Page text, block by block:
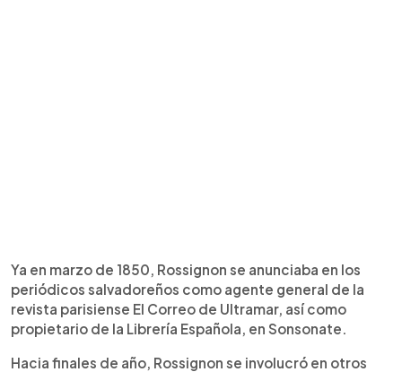
Ya en marzo de 1850, Rossignon se anunciaba en los
periódicos salvadoreños como agente general de la
revista parisiense El Correo de Ultramar, así como
propietario de la Librería Española, en Sonsonate.
Hacia finales de año, Rossignon se involucró en otros